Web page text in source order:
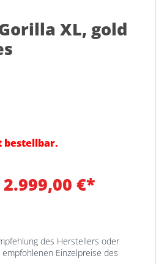
XL, gold
2.999,00 €*
des Herstellers oder
Einzelpreise des
bestellbar.